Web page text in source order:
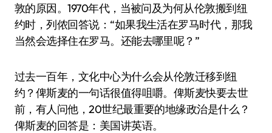
敦的原因。1970年代，当被问及为何从伦敦搬到纽
约时，列侬回答说：“如果我生活在罗马时代，那我
当然会选择住在罗马。还能去哪里呢？”
过去一百年，文化中心为什么会从伦敦迁移到纽
约？俾斯麦的一句话很值得咀嚼。俾斯麦快要去世
前，有人问他，20世纪最重要的地缘政治是什么？
俾斯麦的回答是：美国讲英语。